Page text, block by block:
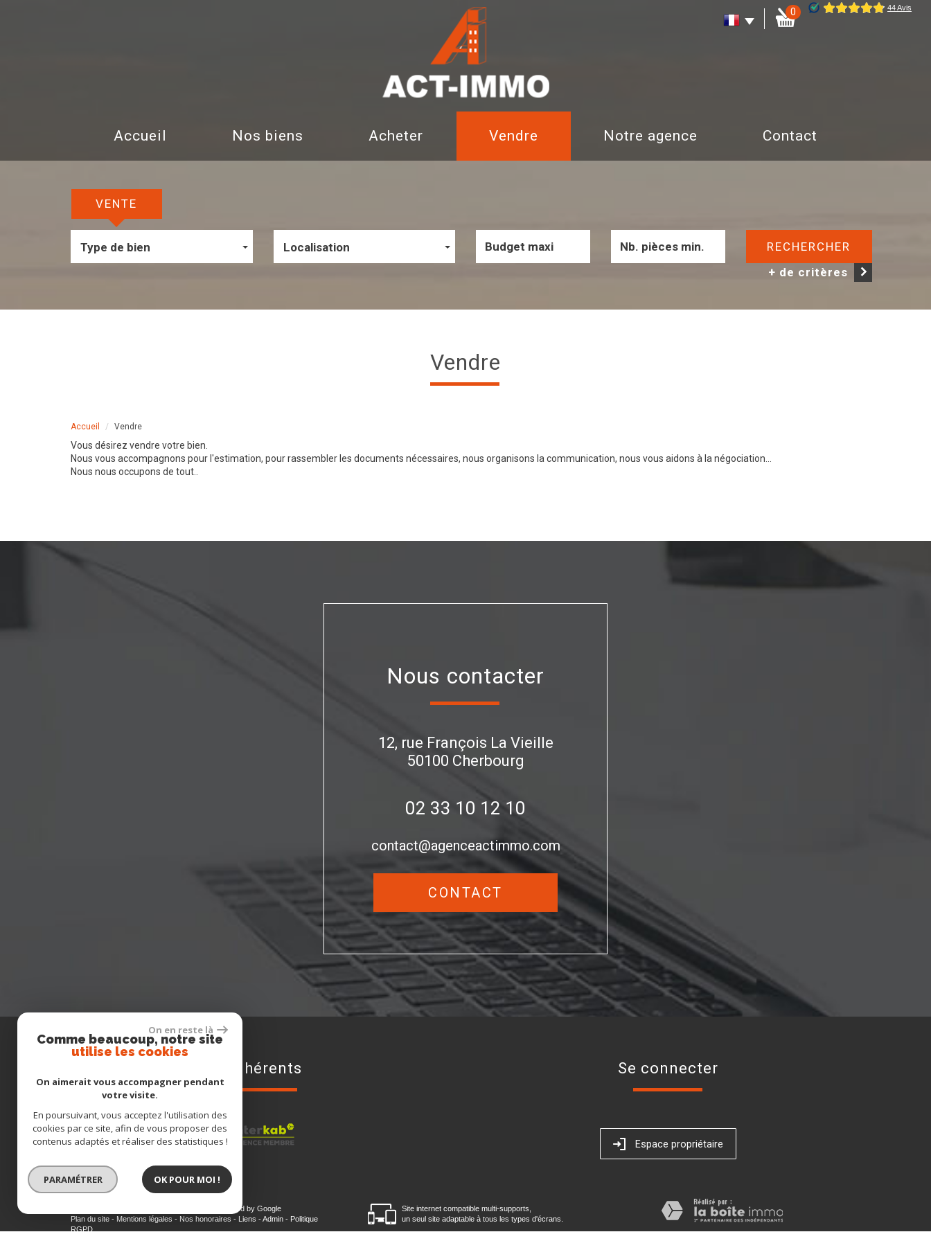
0
Accueil Nos biens Acheter Vendre Notre agence Contact
VENTE
Type de bien Localisation
RECHERCHER
+ de critères
vendre
Accueil Vendre
Vous désirez vendre votre bien.
Nous vous accompagnons pour l'estimation, pour rassembler les documents nécessaires, nous organisons la communication, nous vous aidons à la négociation...
Nous nous occupons de tout..
nous contacter
12, rue François La Vieille
50100 Cherbourg
02 33 10 12 10
contact@agenceactimmo.com
CONTACT
adhérents se connecter
Espace propriétaire
© 2026 | Tous droits réservés | Traduction powered by Google
Plan du site - Mentions légales - Nos honoraires - Liens -Admin - Politique
RGPD
Site internet compatible multi-supports,
un seul site adaptable à tous les types d'écrans.
On en reste là
Comme beaucoup, notre site
utilise les cookies
On aimerait vous accompagner pendant
votre visite.
En poursuivant, vous acceptez l'utilisation des
cookies par ce site, afin de vous proposer des
contenus adaptés et réaliser des statistiques !
PARAMÉTRER OK POUR MOI !